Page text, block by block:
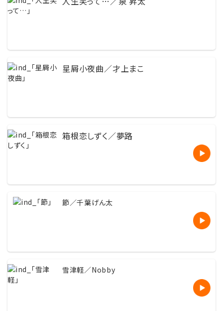
星屑小夜曲／才上まこ
箱根恋しずく／夢路
節／千葉げん太
雪津軽／Nobby